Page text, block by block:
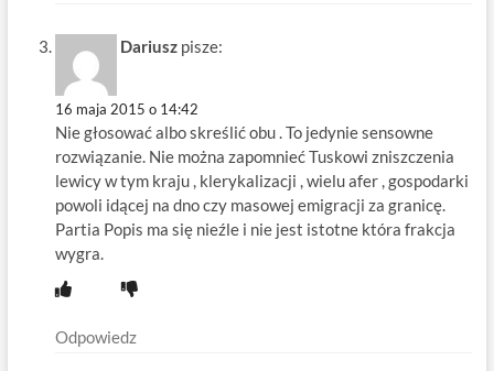
Dariusz pisze:
16 maja 2015 o 14:42
Nie głosować albo skreślić obu . To jedynie sensowne
rozwiązanie. Nie można zapomnieć Tuskowi zniszczenia
lewicy w tym kraju , klerykalizacji , wielu afer , gospodarki
powoli idącej na dno czy masowej emigracji za granicę.
Partia Popis ma się nieźle i nie jest istotne która frakcja
wygra.
Odpowiedz